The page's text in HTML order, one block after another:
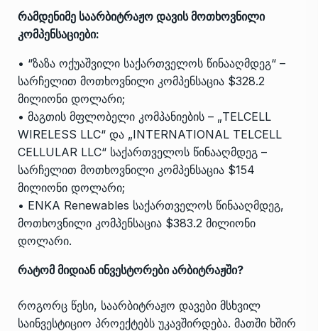
რამდენიმე საარბიტრაჟო დავის მოთხოვნილი
კომპენსაციები:
• “ზაზა ოქუაშვილი საქართველოს წინააღმდეგ“ –
სარჩელით მოთხოვნილი კომპენსაცია $328.2
მილიონი დოლარი;
• მაგთის მფლობელი კომპანიების – „TELCELL
WIRELESS LLC“ და „INTERNATIONAL TELCELL
CELLULAR LLC“ საქართველოს წინააღმდეგ –
სარჩელით მოთხოვნილი კომპენსაცია $154
მილიონი დოლარი;
• ENKA Renewables საქართველოს წინააღმდეგ,
მოთხოვნილი კომპენსაცია $383.2 მილიონი
დოლარი.
რატომ მიდიან ინვესტორები არბიტრაჟში?
როგორც წესი, საარბიტრაჟო დავები მსხვილ
საინვესტიციო პროექტებს უკავშირდება. მათში ხშირ